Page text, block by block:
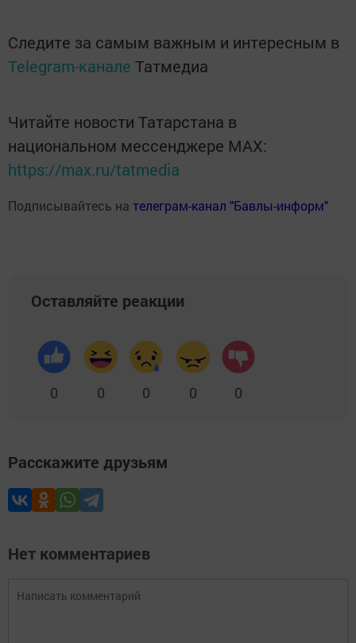
Следите за самым важным и интересным в
Telegram-канале Татмедиа
Читайте новости Татарстана в
национальном мессенджере MАХ:
https://max.ru/tatmedia
Подписывайтесь на телеграм-канал "Бавлы-информ"
Оставляйте реакции
0 0 0 0 0
Расскажите друзьям
Нет комментариев